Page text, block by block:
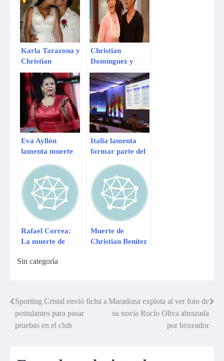
Karla Tarazona y
Christian
Domínguez se
dieron el sí en
Cuba
Christian
Domínguez y
Karla Tarazona
quieren formar
una familia
Eva Ayllón
lamenta muerte
La Voz Perú
Italia lamenta
formar parte del
muerte’ y critica
el sorteo
Rafael Correa:
La muerte de
ha golpeado a
Muerte de
Christian Benítez
Sin categoría
Navegación
de
Sporting Cristal envió ficha a
postulantes para pasar
pruebas en el club
Maradona explota al ver foto de
su novia Rocío Oliva abrazada
por boxeador